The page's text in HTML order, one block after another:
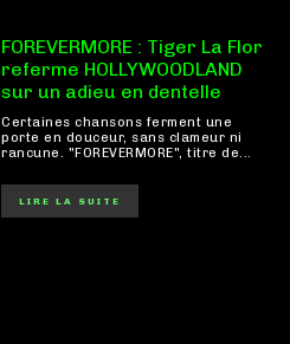
FOREVERMORE : Tiger La Flor
referme HOLLYWOODLAND
sur un adieu en dentelle
Certaines chansons ferment une
porte en douceur, sans clameur ni
rancune. "FOREVERMORE", titre de...
LIRE LA SUITE